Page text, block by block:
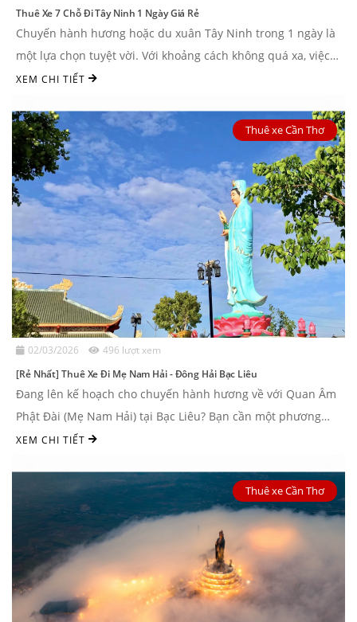
Thuê Xe 7 Chỗ Đi Tây Ninh 1 Ngày Giá Rẻ
Chuyến hành hương hoặc du xuân Tây Ninh trong 1 ngày là
một lựa chọn tuyệt vời. Với khoảng cách không quá xa, việc
thuê xe 7 chỗ đi Tây ...
XEM CHI TIẾT
Thuê xe Cần Thơ
02/03/2026 496 lượt xem
[Rẻ Nhất] Thuê Xe Đi Mẹ Nam Hải - Đông Hải Bạc Liêu
Đang lên kế hoạch cho chuyến hành hương về với Quan Âm
Phật Đài (Mẹ Nam Hải) tại Bạc Liêu? Bạn cần một phương
tiện di chuyển an toàn, thoải mái ...
XEM CHI TIẾT
Thuê xe Cần Thơ